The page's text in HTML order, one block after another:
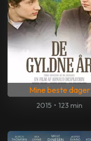
Mine beste dager
2015 • 123 min